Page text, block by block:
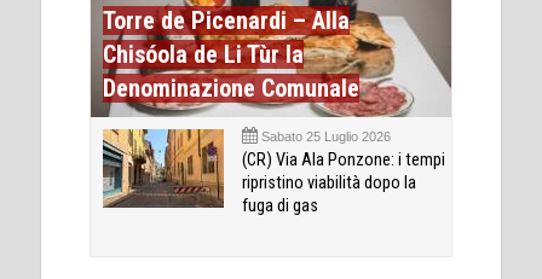
Torre de Picenardi – Alla
Chisóola de Li Tùr la
Denominazione Comunale
Sabato 25 Luglio 2026
(CR) Via Ala Ponzone: i tempi
ripristino viabilità dopo la
fuga di gas